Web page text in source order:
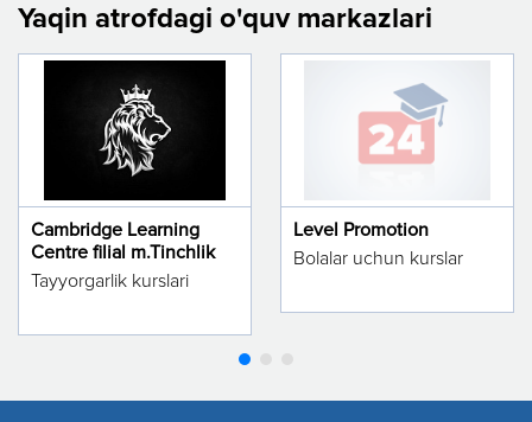
Yaqin atrofdagi o'quv markazlari
Cambridge Learning
Centre filial m.Tinchlik
Tayyorgarlik kurslari
Level Promotion
Bolalar uchun kurslar